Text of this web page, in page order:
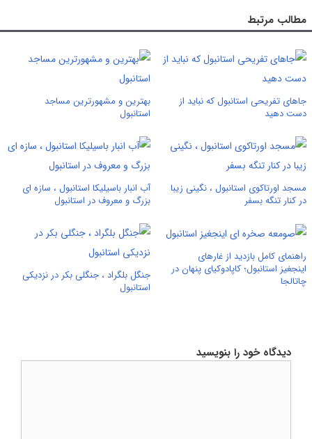
مطالب مرتبط
جاهای تفریحی استانبول که نباید از
دست دهید
بهترین و مشهورترین مساجد
استانبول
مسجد اورتاکوی استانبول ، نگینی زیبا
در کنار تنگه بسفر
آب انبار باسیلیکا استانبول ، سازه ای
بزرگ و معروف در استانبول
راهنمای کامل بازدید از غارهای
اینجغیز استانبول؛ کاپادوکیای پنهان در
چاتالجا
جنگل بلگراد ، جنگلی بکر در نزدیکی
استانبول
دیدگاه خود را بنویسید